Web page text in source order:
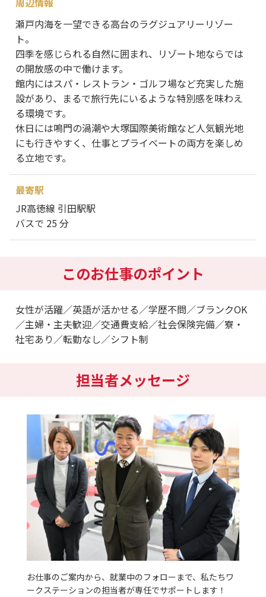
瀬戸内海を一望できる高台のラグジュアリーリゾー
ト。
四季を感じられる自然に囲まれ、リゾート地ならでは
の開放感の中で働けます。
館内にはスパ・レストラン・ゴルフ場など充実した施
設があり、まるで旅行先にいるような特別感を味わえ
る環境です。
休日には鳴門の渦潮や大塚国際美術館など人気観光地
にも行きやすく、仕事とプライベートの両方を楽しめ
る立地です。
最寄駅
JR高徳線 引田駅駅
バスで 25 分
このお仕事のポイント
女性が活躍／英語が活かせる／学歴不問／ブランクOK
／主婦・主夫歓迎／交通費支給／社会保険完備／寮・
社宅あり／転勤なし／シフト制
担当者メッセージ
お仕事のご案内から、就業中のフォローまで、私たちワ
ークステーションの担当者が専任でサポートします！